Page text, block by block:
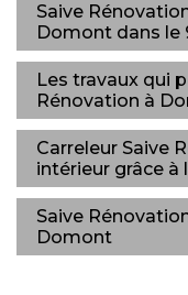
Saive
Domont dans le
Les travaux qui
Rénovation à
Carreleur Saive
intérieur grâce à
Saive
Domont